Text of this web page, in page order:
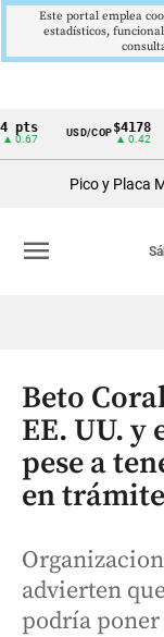
Cintillo
Colombia
USD/COP$4178
▲ 0.42
Pico y Placa
menu
Beto
EE. UU.
pese a
en trámite
advierten
podría
Este portal emplea
estadísticos,